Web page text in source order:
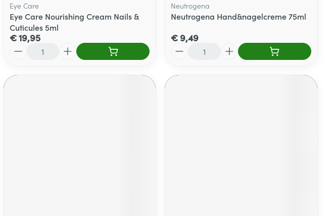
Eye Care
Eye Care Nourishing Cream Nails &
Cuticules 5ml
€ 19,95
Neutrogena
Neutrogena Hand&nagelcreme 75ml
€ 9,49